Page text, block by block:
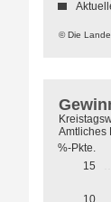
© Die
10
15
%-Pkte.
Amtliches